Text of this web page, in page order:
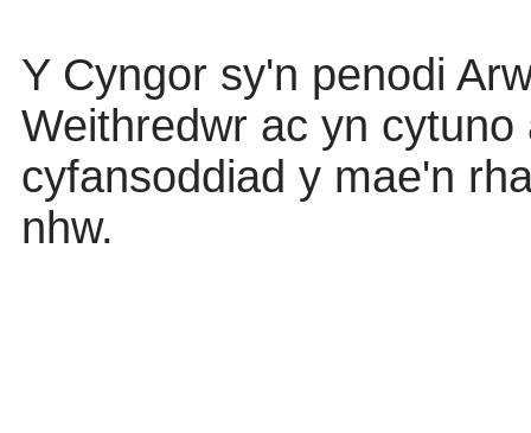
Y Cyngor sy'n penodi
Weithredwr ac yn cytuno
cyfansoddiad y mae'n
nhw.